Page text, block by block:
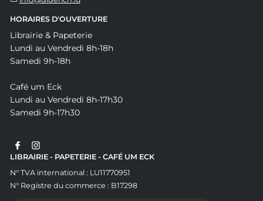
HORAIRES D'OUVERTURE
Librairie & Papeterie
Lundi au Vendredi 8h-18h
Samedi 9h-18h
Café um Eck
Lundi au Vendredi 8h-17h30
Samedi 9h-17h30
LIBRAIRIE - PAPETERIE - CAFÉ UM ECK
N° TVA international : LU11770951
N° Registre du commerce : B17298